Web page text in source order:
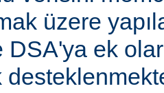
üzere
DSA'ya ek